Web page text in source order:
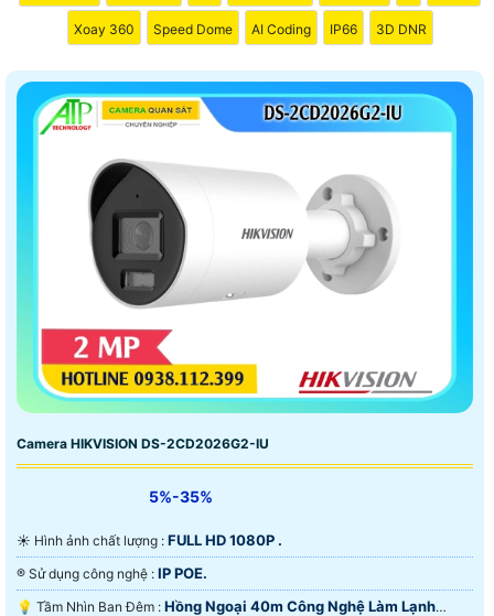
Xoay 360 Speed Dome AI Coding IP66 3D DNR
Camera HIKVISION DS-2CD2026G2-IU
5%-35%
☀️ Hình ảnh chất lượng : FULL HD 1080P .
®️ Sử dụng công nghệ : IP POE.
💡 Tầm Nhìn Ban Đêm : Hồng Ngoại 40m Công Nghệ Làm Lạnh